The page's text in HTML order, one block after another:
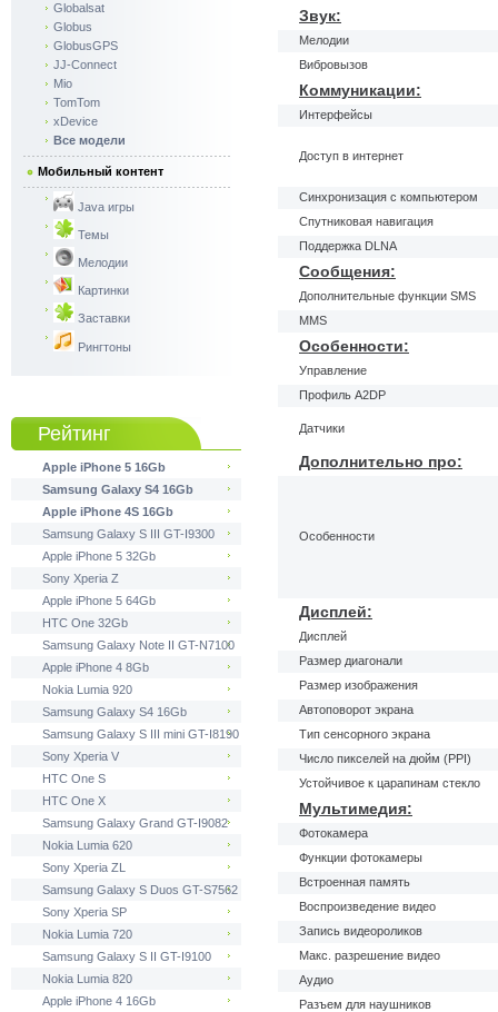
Звук:
Мелодии
Вибровызов
Коммуникации:
Интерфейсы
Доступ в интернет
Синхронизация с компьютером
Спутниковая навигация
Поддержка DLNA
Сообщения:
Дополнительные функции SMS
MMS
Особенности:
Управление
Профиль A2DP
Датчики
Дополнительно про:
Особенности
Дисплей:
Дисплей
Размер диагонали
Размер изображения
Автоповорот экрана
Тип сенсорного экрана
Число пикселей на дюйм (PPI)
Устойчивое к царапинам стекло
Мультимедия:
Фотокамера
Функции фотокамеры
Встроенная память
Воспроизведение видео
Запись видеороликов
Макс. разрешение видео
Аудио
Разъем для наушников
Globalsat
Globus
GlobusGPS
JJ-Connect
Mio
TomTom
xDevice
Все модели
Мобильный контент
Java игры
Темы
Мелодии
Картинки
Заставки
Рингтоны
Рейтинг
Apple iPhone 5 16Gb
Samsung Galaxy S4 16Gb
Apple iPhone 4S 16Gb
Samsung Galaxy S III GT-I9300
Apple iPhone 5 32Gb
Sony Xperia Z
Apple iPhone 5 64Gb
HTC One 32Gb
Samsung Galaxy Note II GT-N7100
Apple iPhone 4 8Gb
Nokia Lumia 920
Samsung Galaxy S4 16Gb
Samsung Galaxy S III mini GT-I8190
Sony Xperia V
HTC One S
HTC One X
Samsung Galaxy Grand GT-I9082
Nokia Lumia 620
Sony Xperia ZL
Samsung Galaxy S Duos GT-S7562
Sony Xperia SP
Nokia Lumia 720
Samsung Galaxy S II GT-I9100
Nokia Lumia 820
Apple iPhone 4 16Gb